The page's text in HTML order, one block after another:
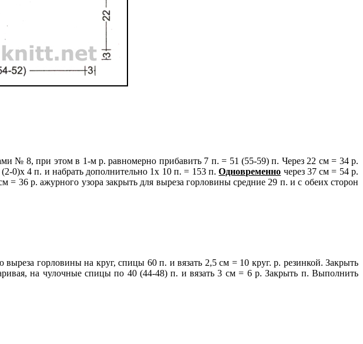
№ 8, при этом в 1-м р. равномерно прибавить 7 п. = 51 (55-59) п. Через 22 см = 34 р.
0)х 4 п. и набрать дополнительно 1х 10 п. = 153 п.Одновременно через 37 см = 54 р.
= 36 р. ажурного узора закрыть для выреза горловины средние 29 п. и с обеих сторон
выреза горловины на круг, спицы 60 п. и вязать 2,5 см = 10 круг. р. резинкой. Закрыть
на чулочные спицы по 40 (44-48) п. и вязать 3 см = 6 р. Закрыть п. Выполнить